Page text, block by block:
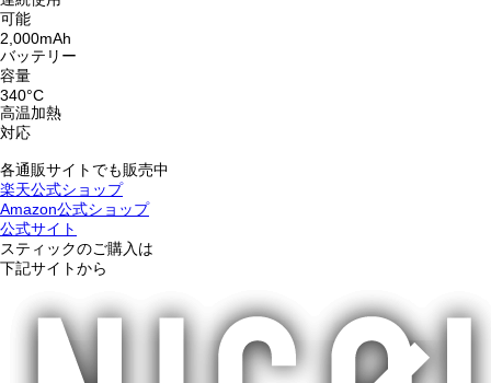
可能
2,000mAh
バッテリー
容量
340°C
高温加熱
対応
各通販サイトでも販売中
楽天公式ショップ
Amazon公式ショップ
公式サイト
スティックのご購入は
下記サイトから